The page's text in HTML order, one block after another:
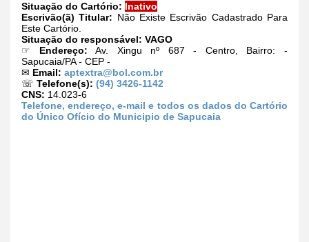
Situação do Cartório: Inativo
Escrivão(ã) Titular: Não Existe Escrivão Cadastrado Para
Este Cartório.
Situação do responsável: VAGO
☞ Endereço: Av. Xingu nº 687 - Centro, Bairro: -
Sapucaia/PA - CEP -
✉ Email: aptextra@bol.com.br
☏ Telefone(s): (94) 3426-1142
CNS: 14.023-6
Telefone, endereço, e-mail e todos os dados do Cartório
do Único Ofício do Municipio de Sapucaia